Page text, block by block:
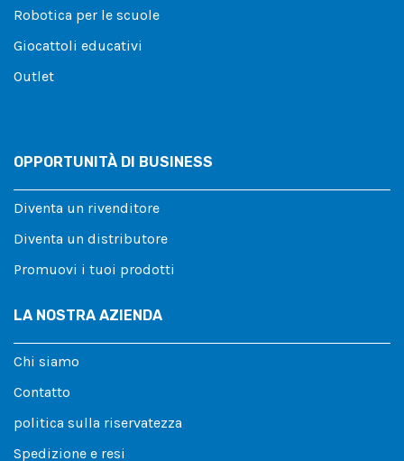
Robotica per le scuole
Giocattoli educativi
Outlet
OPPORTUNITÀ DI BUSINESS
Diventa un rivenditore
Diventa un distributore
Promuovi i tuoi prodotti
LA NOSTRA AZIENDA
Chi siamo
Contatto
politica sulla riservatezza
Spedizione e resi